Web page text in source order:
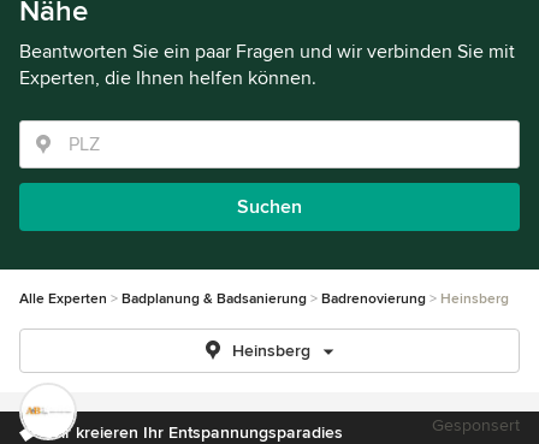
Nähe
Beantworten Sie ein paar Fragen und wir verbinden Sie mit
Experten, die Ihnen helfen können.
Suchen
Alle Experten Badplanung & Badsanierung Badrenovierung Heinsberg
Heinsberg
Wir kreieren Ihr Entspannungsparadies Gesponsert